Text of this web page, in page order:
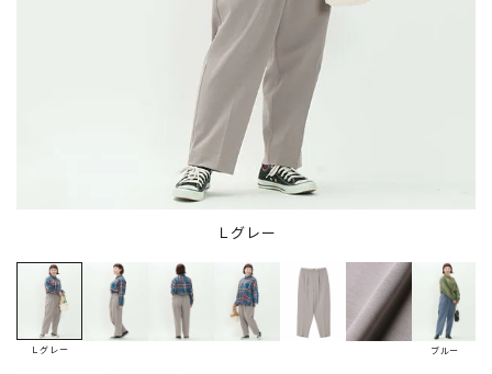
Ｌグレー
Ｌグレー ブルー